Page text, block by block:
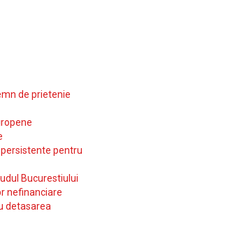
de prietenie
pentru
Bucurestiului
nefinanciare
detasarea